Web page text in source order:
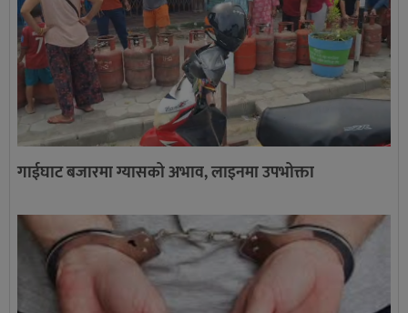
गाईघाट बजारमा ग्यासको अभाव, लाइनमा उपभोक्ता